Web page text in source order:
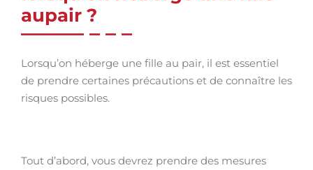
aupair ?
Lorsqu’on héberge une fille au pair, il est essentiel
de prendre certaines précautions et de connaître les
risques possibles.
Tout d’abord, vous devrez prendre des mesures